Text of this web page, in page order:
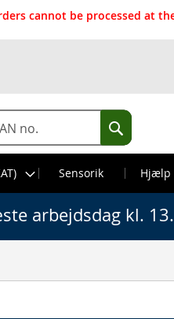
cannot be processed at
Search
Sensorik Hjælp
arbejdsdag kl.